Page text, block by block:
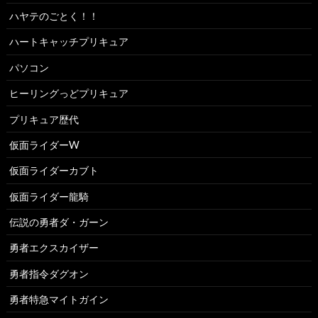
ハヤテのごとく！！
ハートキャッチプリキュア
パソコン
ヒーリングっどプリキュア
プリキュア歴代
仮面ライダーW
仮面ライダーカブト
仮面ライダー龍騎
伝説の勇者ダ・ガーン
勇者エクスカイザー
勇者指令ダグオン
勇者特急マイトガイン